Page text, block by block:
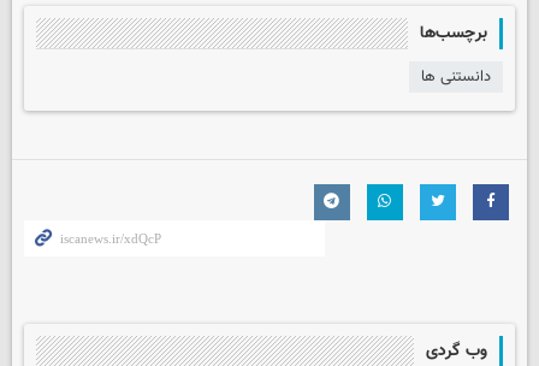
برچسب‌ها
دانستنی ها
وب گردی